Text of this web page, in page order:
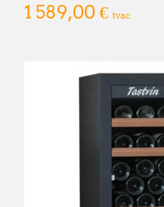
1 589,00 € tvac